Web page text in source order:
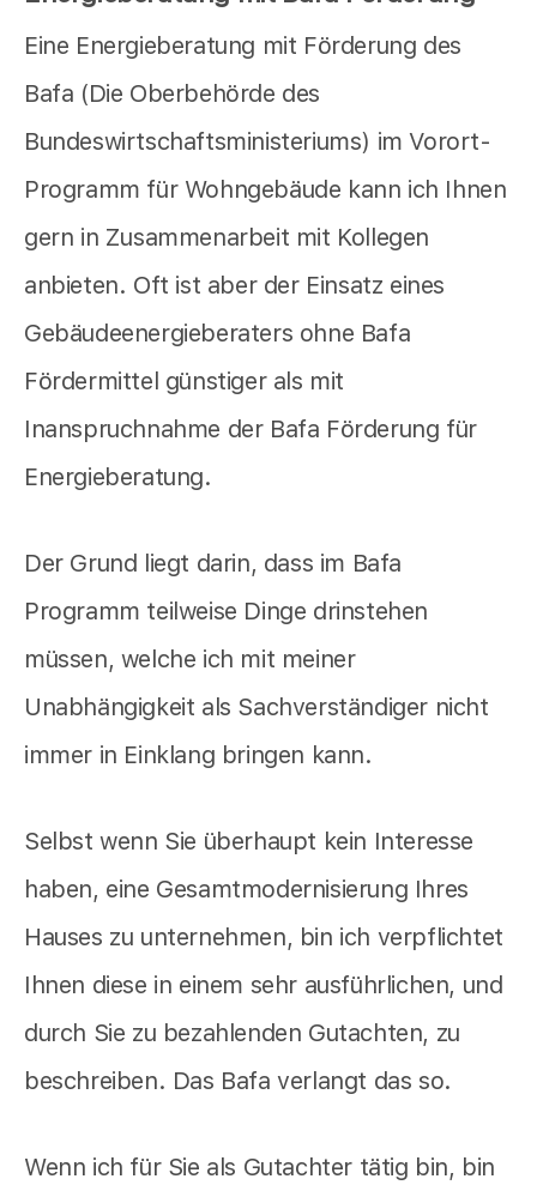
Eine Energieberatung mit Förderung des
Bafa (Die Oberbehörde des
Bundeswirtschaftsministeriums) im Vorort-
Programm für Wohngebäude kann ich Ihnen
gern in Zusammenarbeit mit Kollegen
anbieten. Oft ist aber der Einsatz eines
Gebäudeenergieberaters ohne Bafa
Fördermittel günstiger als mit
Inanspruchnahme der Bafa Förderung für
Energieberatung.
Der Grund liegt darin, dass im Bafa
Programm teilweise Dinge drinstehen
müssen, welche ich mit meiner
Unabhängigkeit als Sachverständiger nicht
immer in Einklang bringen kann.
Selbst wenn Sie überhaupt kein Interesse
haben, eine Gesamtmodernisierung Ihres
Hauses zu unternehmen, bin ich verpflichtet
Ihnen diese in einem sehr ausführlichen, und
durch Sie zu bezahlenden Gutachten, zu
beschreiben. Das Bafa verlangt das so.
Wenn ich für Sie als Gutachter tätig bin, bin